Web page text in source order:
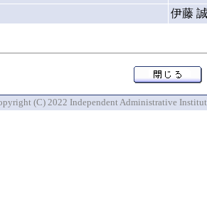
伊藤
(C) 2022 Independent Administrative